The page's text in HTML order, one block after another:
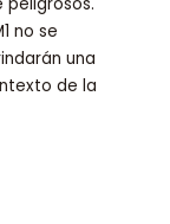
no se
una
de la